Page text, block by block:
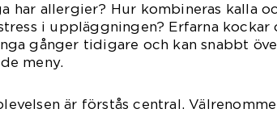
har allergier? Hur kombineras kalla
i uppläggningen? Erfarna kockar
gånger tidigare och kan snabbt
meny.
är förstås central.